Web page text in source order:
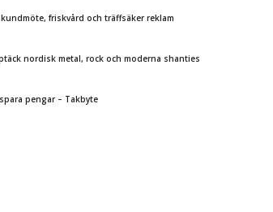
friskvård och träffsäker reklam
nordisk metal, rock och moderna shanties
pengar – Takbyte